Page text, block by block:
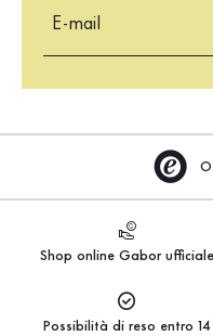
Shop online Gabor ufficiale
Possibilità di reso entro 14